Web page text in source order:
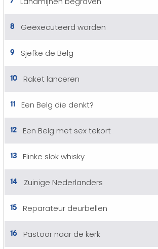
8 Geëxecuteerd worden
9 Sjefke de Belg
10 Raket lanceren
11 Een Belg die denkt?
12 Een Belg met sex tekort
13 Flinke slok whisky
14 Zuinige Nederlanders
15 Reparateur deurbellen
16 Pastoor naar de kerk